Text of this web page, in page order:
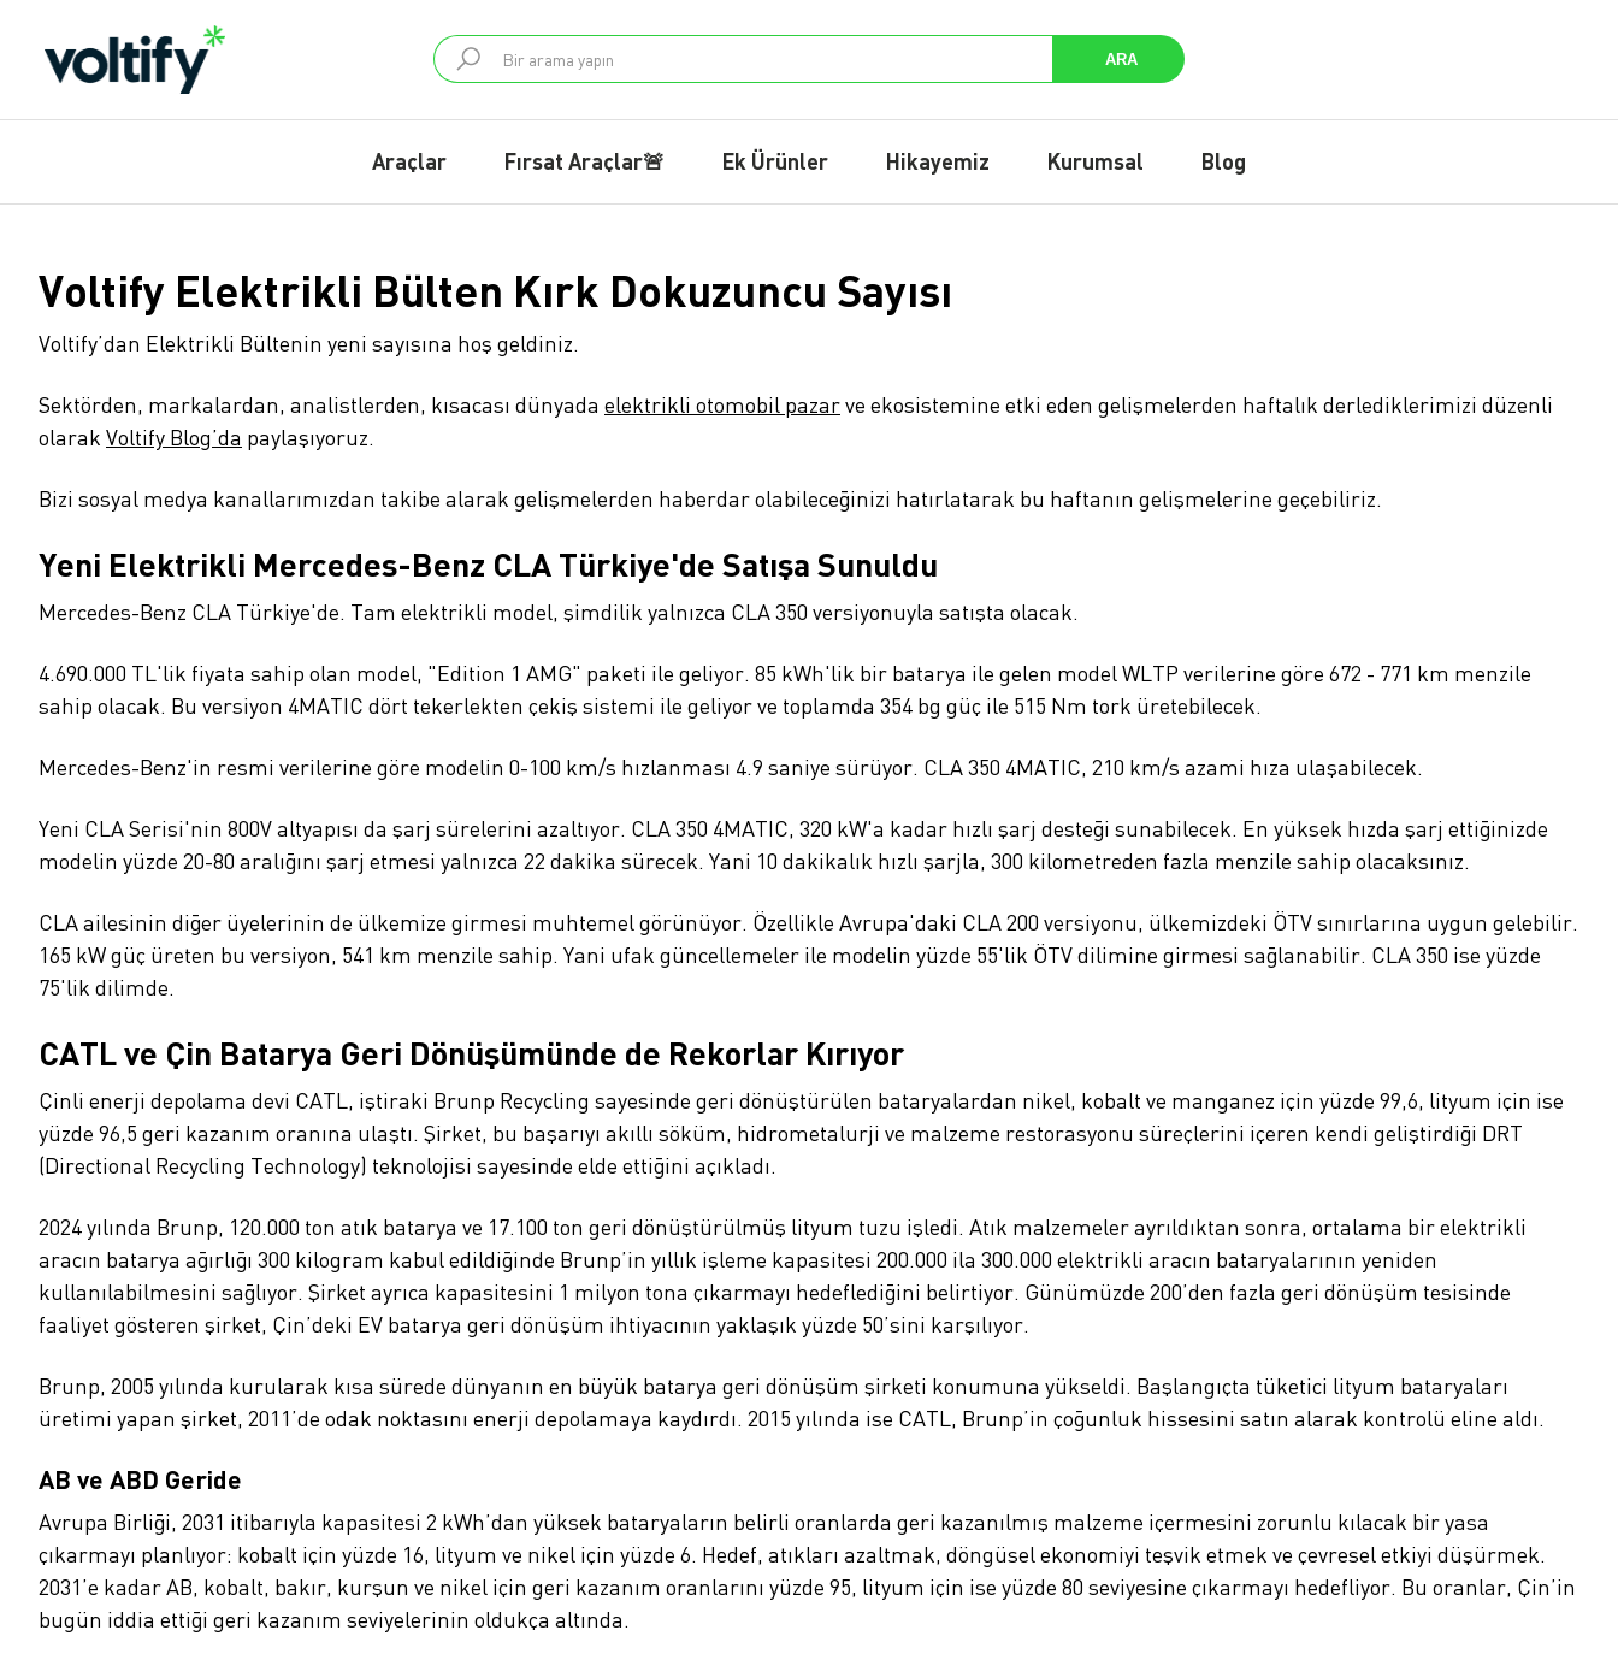
ARA
Araçlar Fırsat Araçlar🚨 Ek Ürünler Hikayemiz Kurumsal Blog
Voltify Elektrikli Bülten Kırk Dokuzuncu Sayısı
Voltify’dan Elektrikli Bültenin yeni sayısına hoş geldiniz.
Sektörden, markalardan, analistlerden, kısacası dünyada elektrikli otomobil pazarve ekosistemine etki eden gelişmelerden haftalık derlediklerimizi düzenli
olarak Voltify Blog’da paylaşıyoruz.
Bizi sosyal medya kanallarımızdan takibe alarak gelişmelerden haberdar olabileceğinizi hatırlatarak bu haftanın gelişmelerine geçebiliriz.
Yeni Elektrikli Mercedes-Benz CLA Türkiye'de Satışa Sunuldu
Mercedes-Benz CLA Türkiye'de. Tam elektrikli model, şimdilik yalnızca CLA 350 versiyonuyla satışta olacak.
4.690.000 TL'lik fiyata sahip olan model, "Edition 1 AMG" paketi ile geliyor. 85 kWh'lik bir batarya ile gelen model WLTP verilerine göre 672 - 771 km menzile
sahip olacak. Bu versiyon 4MATIC dört tekerlekten çekiş sistemi ile geliyor ve toplamda 354 bg güç ile 515 Nm tork üretebilecek.
Mercedes-Benz'in resmi verilerine göre modelin 0-100 km/s hızlanması 4.9 saniye sürüyor. CLA 350 4MATIC, 210 km/s azami hıza ulaşabilecek.
Yeni CLA Serisi'nin 800V altyapısı da şarj sürelerini azaltıyor. CLA 350 4MATIC, 320 kW'a kadar hızlı şarj desteği sunabilecek. En yüksek hızda şarj ettiğinizde
modelin yüzde 20-80 aralığını şarj etmesi yalnızca 22 dakika sürecek. Yani 10 dakikalık hızlı şarjla, 300 kilometreden fazla menzile sahip olacaksınız.
CLA ailesinin diğer üyelerinin de ülkemize girmesi muhtemel görünüyor. Özellikle Avrupa'daki CLA 200 versiyonu, ülkemizdeki ÖTV sınırlarına uygun gelebilir.
165 kW güç üreten bu versiyon, 541 km menzile sahip. Yani ufak güncellemeler ile modelin yüzde 55'lik ÖTV dilimine girmesi sağlanabilir. CLA 350 ise yüzde
75'lik dilimde.
CATL ve Çin Batarya Geri Dönüşümünde de Rekorlar Kırıyor
Çinli enerji depolama devi CATL, iştiraki Brunp Recycling sayesinde geri dönüştürülen bataryalardan nikel, kobalt ve manganez için yüzde 99,6, lityum için ise
yüzde 96,5 geri kazanım oranına ulaştı. Şirket, bu başarıyı akıllı söküm, hidrometalurji ve malzeme restorasyonu süreçlerini içeren kendi geliştirdiği DRT
(Directional Recycling Technology) teknolojisi sayesinde elde ettiğini açıkladı.
2024 yılında Brunp, 120.000 ton atık batarya ve 17.100 ton geri dönüştürülmüş lityum tuzu işledi. Atık malzemeler ayrıldıktan sonra, ortalama bir elektrikli
aracın batarya ağırlığı 300 kilogram kabul edildiğinde Brunp’in yıllık işleme kapasitesi 200.000 ila 300.000 elektrikli aracın bataryalarının yeniden
kullanılabilmesini sağlıyor. Şirket ayrıca kapasitesini 1 milyon tona çıkarmayı hedeflediğini belirtiyor. Günümüzde 200’den fazla geri dönüşüm tesisinde
faaliyet gösteren şirket, Çin’deki EV batarya geri dönüşüm ihtiyacının yaklaşık yüzde 50’sini karşılıyor.
Brunp, 2005 yılında kurularak kısa sürede dünyanın en büyük batarya geri dönüşüm şirketi konumuna yükseldi. Başlangıçta tüketici lityum bataryaları
üretimi yapan şirket, 2011’de odak noktasını enerji depolamaya kaydırdı. 2015 yılında ise CATL, Brunp’in çoğunluk hissesini satın alarak kontrolü eline aldı.
AB ve ABD Geride
Avrupa Birliği, 2031 itibarıyla kapasitesi 2 kWh’dan yüksek bataryaların belirli oranlarda geri kazanılmış malzeme içermesini zorunlu kılacak bir yasa
çıkarmayı planlıyor: kobalt için yüzde 16, lityum ve nikel için yüzde 6. Hedef, atıkları azaltmak, döngüsel ekonomiyi teşvik etmek ve çevresel etkiyi düşürmek.
2031’e kadar AB, kobalt, bakır, kurşun ve nikel için geri kazanım oranlarını yüzde 95, lityum için ise yüzde 80 seviyesine çıkarmayı hedefliyor. Bu oranlar, Çin’in
bugün iddia ettiği geri kazanım seviyelerinin oldukça altında.